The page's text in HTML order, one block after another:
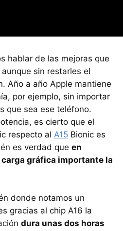
hablar de las mejoras que
sin restarles el
Año a año Apple mantiene
por ejemplo, sin importar
que sea ese teléfono.
es cierto que el
respecto al A15 Bionic es
es verdad que en
gráfica importante la
donde notamos un
gracias al chip A16 la
dura unas dos horas